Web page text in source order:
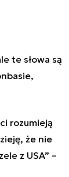
te słowa są
rozumieją
że nie
z USA” –